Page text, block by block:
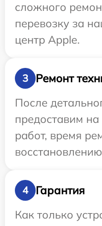
сложного
перевозку за
центр Apple.
3
Ремонт
После
предоставим
работ, время
4
Гарантия
Как только